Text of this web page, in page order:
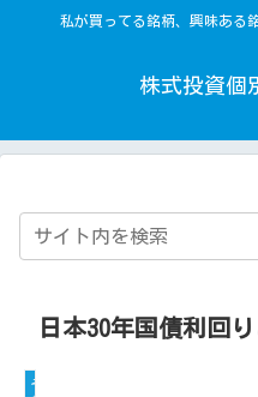
私が買ってる銘柄、興味ある
株式投資個
日本30年国債利回
その他の記事